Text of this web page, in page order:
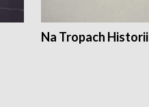
Na Tropach Historii